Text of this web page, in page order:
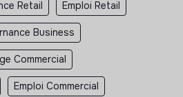
Retail Emploi Retail
Business
Commercial
Emploi Commercial